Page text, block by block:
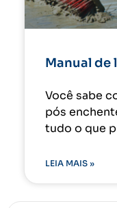
Manual de
Você sabe
pós
tudo o que
LEIA MAIS »